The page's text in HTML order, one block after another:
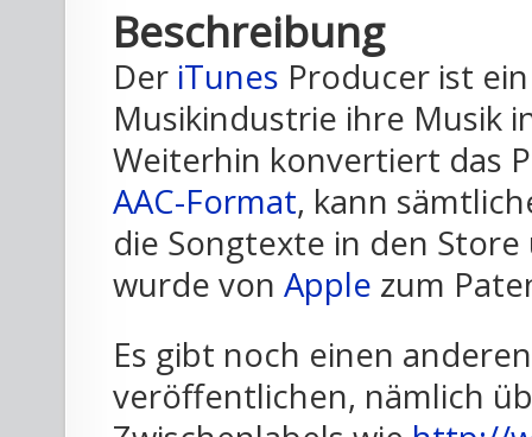
Beschreibung
Der iTunes Producer ist
Musikindustrie ihre Musik
Weiterhin konvertiert das
AAC-Format, kann
die Songtexte in den
wurde von Apple zum
Es gibt noch einen
veröffentlichen, nämlich